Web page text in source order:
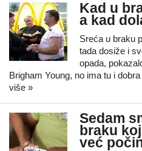
Kad u
a kad
Sreća u braku
tada dosiže i
opada,
Brigham Young, no ima tu i
više »
Sedam
braku
već